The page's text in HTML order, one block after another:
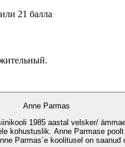
21 балла
Anne Parmas
1985 aastal velsker/
Anne Parmase
Parmas´e koolitusel on